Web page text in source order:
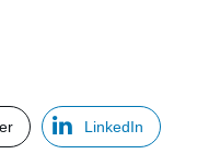
LinkedIn